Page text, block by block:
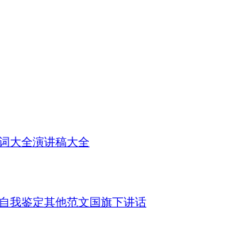
大全演讲稿大全
自我鉴定其他范文国旗下讲话